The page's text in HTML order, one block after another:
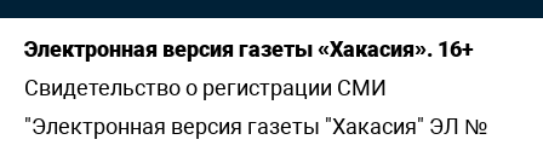
Электронная версия газеты «Хакасия». 16+
Свидетельство о регистрации СМИ
"Электронная версия газеты "Хакасия" ЭЛ №